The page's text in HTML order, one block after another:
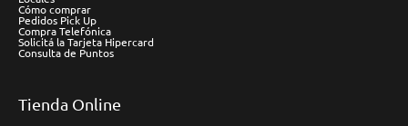
Cómo comprar
Pedidos Pick Up
Compra Telefónica
Solicitá la Tarjeta Hipercard
Consulta de Puntos
Tienda Online